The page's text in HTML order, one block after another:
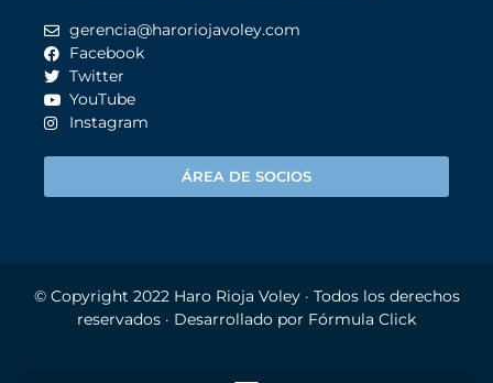
gerencia@haroriojavoley.com
Facebook
Twitter
YouTube
Instagram
ÁREA DE SOCIOS
© Copyright 2022 Haro Rioja Voley· Todos los derechos
reservados · Desarrollado por Fórmula Click